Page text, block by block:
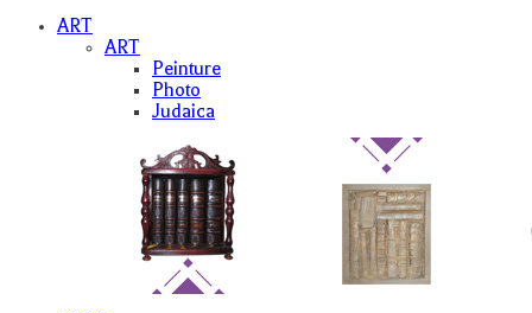
ART
ART
Peinture
Photo
Judaica